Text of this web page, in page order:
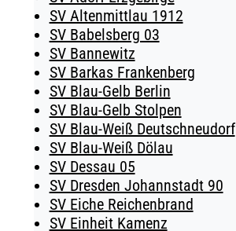
SV Altenmittlau 1912
SV Babelsberg 03
SV Bannewitz
SV Barkas Frankenberg
SV Blau-Gelb Berlin
SV Blau-Gelb Stolpen
SV Blau-Weiß Deutschneudorf
SV Blau-Weiß Dölau
SV Dessau 05
SV Dresden Johannstadt 90
SV Eiche Reichenbrand
SV Einheit Kamenz